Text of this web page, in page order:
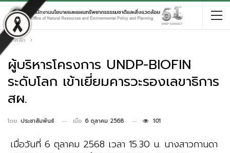
หน้าหลัก
ผู้บริหารโครงการ UNDP-BIOFIN
ระดับโลก เข้าเยี่ยมคารวะรองเลขาธิการ
สผ.
โดย ประชาสัมพันธ์ เมื่อ 6 ตุลาคม 2568 101
เมื่อวันที่ 6 ตุลาคม 2568 เวลา 15.30 น. นางสาวกานดา